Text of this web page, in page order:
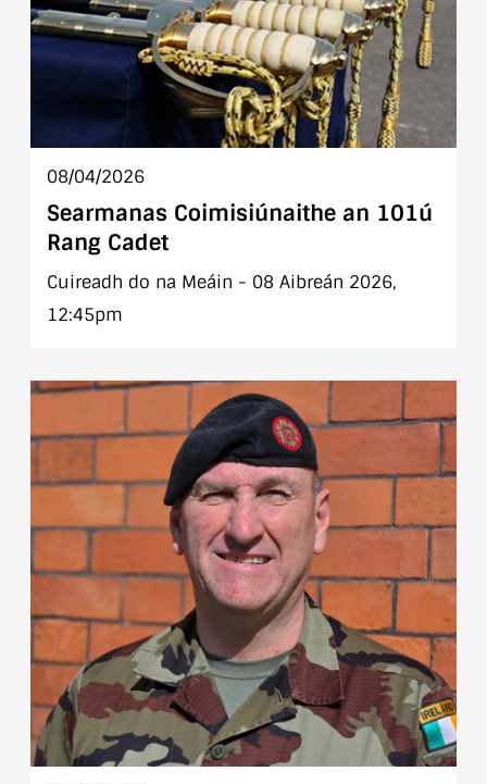
08/04/2026
Searmanas Coimisiúnaithe an 101ú
Rang Cadet
Cuireadh do na Meáin - 08 Aibreán 2026,
12:45pm